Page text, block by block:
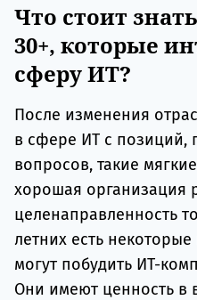
Что стоит
30+, которые
сферу ИТ?
После изменения
в сфере ИТ с позиций,
вопросов, такие
хорошая организация
целенаправленность
летних есть
могут побудить ИТ-
Они имеют ценность в